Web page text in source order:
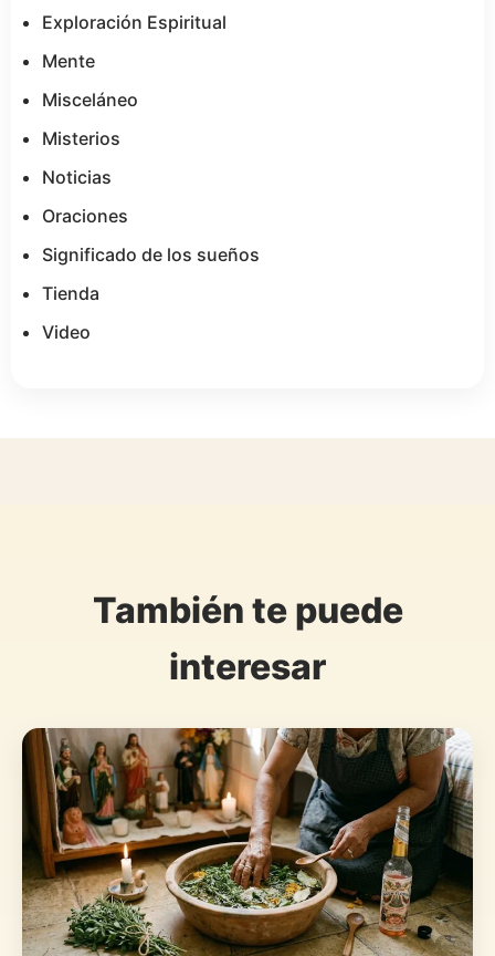
Exploración Espiritual
Mente
Misceláneo
Misterios
Noticias
Oraciones
Significado de los sueños
Tienda
Video
También te puede
interesar